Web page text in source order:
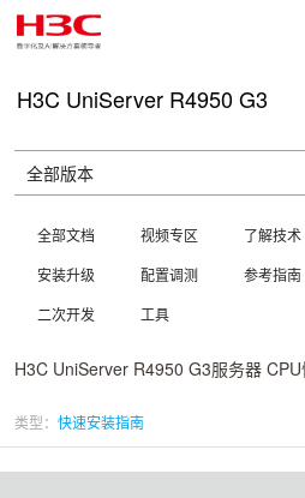
H3C UniServer R4950 G3
全部文档 视频专区 了解技术
安装升级
配置调测 参考指南
二次开发
工具
H3C UniServer R4950 G3服务器
类型： 快速安装指南